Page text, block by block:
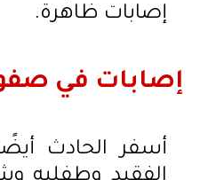
إصابات ظاهرة.
إصابات في
أسفر الحادث